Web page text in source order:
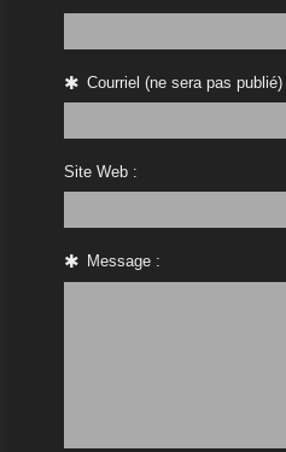
Courriel (ne sera pas publié)
Site Web :
Message :